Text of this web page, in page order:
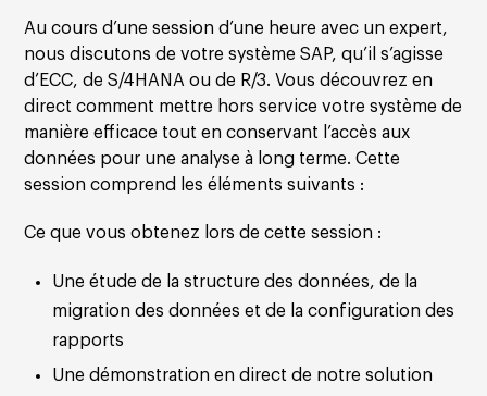
Au cours d’une session d’une heure avec un expert,
nous discutons de votre système SAP, qu’il s’agisse
d’ECC, de S/4HANA ou de R/3. Vous découvrez en
direct comment mettre hors service votre système de
manière efficace tout en conservant l’accès aux
données pour une analyse à long terme. Cette
session comprend les éléments suivants :
Ce que vous obtenez lors de cette session :
Une étude de la structure des données, de la
migration des données et de la configuration des
rapports
Une démonstration en direct de notre solution